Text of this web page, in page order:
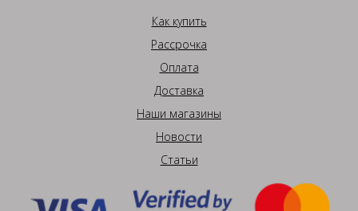
Как купить
Рассрочка
Оплата
Доставка
Наши магазины
Новости
Статьи